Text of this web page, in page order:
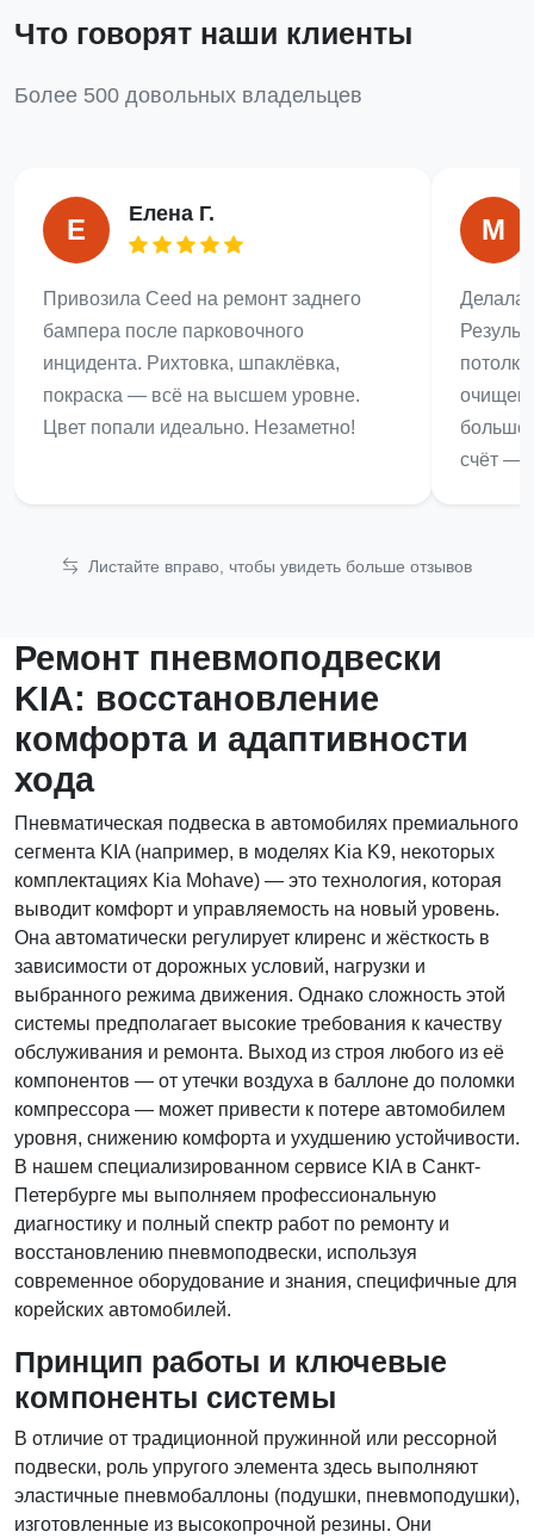
Что говорят наши клиенты
Более 500 довольных владельцев
Е
Елена Г.
Привозила Ceed на ремонт заднего
бампера после парковочного
инцидента. Рихтовка, шпаклёвка,
покраска — всё на высшем уровне.
Цвет попали идеально. Незаметно!
М
Делала
счёт —
Листайте вправо, чтобы увидеть больше отзывов
Ремонт пневмоподвески
KIA: восстановление
комфорта и адаптивности
хода
Пневматическая подвеска в автомобилях премиального
сегмента KIA (например, в моделях Kia K9, некоторых
комплектациях Kia Mohave) — это технология, которая
выводит комфорт и управляемость на новый уровень.
Она автоматически регулирует клиренс и жёсткость в
зависимости от дорожных условий, нагрузки и
выбранного режима движения. Однако сложность этой
системы предполагает высокие требования к качеству
обслуживания и ремонта. Выход из строя любого из её
компонентов — от утечки воздуха в баллоне до поломки
компрессора — может привести к потере автомобилем
уровня, снижению комфорта и ухудшению устойчивости.
В нашем специализированном сервисе KIA в Санкт-
Петербурге мы выполняем профессиональную
диагностику и полный спектр работ по ремонту и
восстановлению пневмоподвески, используя
современное оборудование и знания, специфичные для
корейских автомобилей.
Принцип работы и ключевые
компоненты системы
В отличие от традиционной пружинной или рессорной
подвески, роль упругого элемента здесь выполняют
эластичные пневмобаллоны (подушки, пневмоподушки),
изготовленные из высокопрочной резины. Они